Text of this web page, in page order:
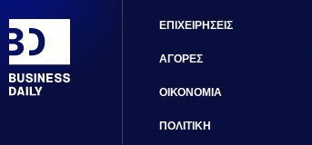
ΕΠΙΧΕΙΡΗΣΕΙΣ
ΑΓΟΡΕΣ
ΟΙΚΟΝΟΜΙΑ
ΠΟΛΙΤΙΚΗ